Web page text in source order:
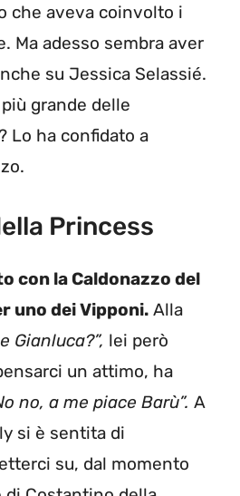
che aveva coinvolto i
Ma adesso sembra aver
su Jessica Selassié.
grande delle
Lo ha confidato a
Princess
con la Caldonazzo del
uno dei Vipponi. Alla
Gianluca?”, lei però
un attimo, ha
no, a me piace Barù”. A
si è sentita di
su, dal momento